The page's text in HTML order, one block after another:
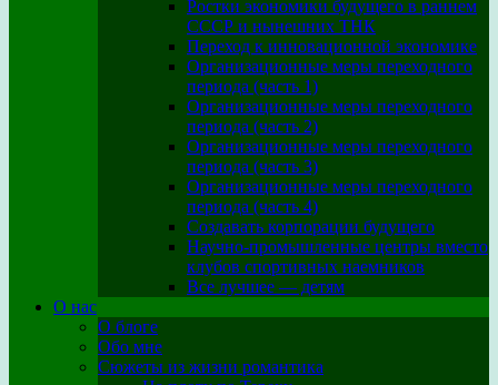
Ростки экономики будущего в раннем
СССР и нынешних ТНК
Переход к инновационной экономике
Организационные меры переходного
периода (часть 1)
Организационные меры переходного
периода (часть 2)
Организационные меры переходного
периода (часть 3)
Организационные меры переходного
периода (часть 4)
Создавать корпорации будущего
Научно-промышленные центры вместо
клубов спортивных наемников
Все лучшее — детям
О нас
О блоге
Обо мне
Сюжеты из жизни романтика